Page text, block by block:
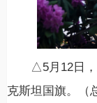
△5月12日
克斯坦国旗。（